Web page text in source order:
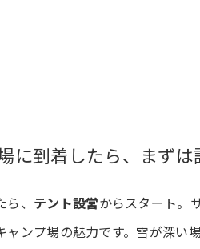
に到着したら、まずは
、 テント設営からスタート。
ャンプ場の魅力です。雪が深い